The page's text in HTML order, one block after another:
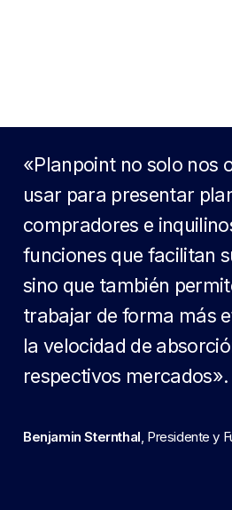
«Planpoint no solo nos
usar para presentar
compradores e
funciones que facilitan
sino que también
trabajar de forma más
la velocidad de
respectivos mercados».
Benjamin Sternthal, Presidente y